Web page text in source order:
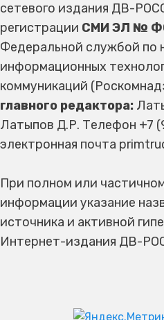
сетевого издания ДВ-
регистрации СМИ ЭЛ №
Федеральной службой по
информационных
коммуникаций
главного редактора:
Латыпов Д.Р. Телефон +7
электронная почта
При полном или
информации указание
источника и активной
Интернет-издания ДВ-